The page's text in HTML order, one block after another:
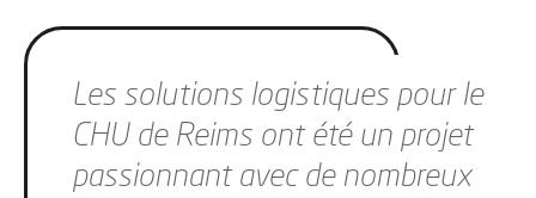
Sauter le slider
Les solutions logistiques pour le
CHU de Reims ont été un projet
passionnant avec de nombreux